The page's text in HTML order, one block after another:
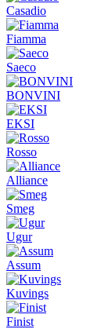
Casadio
Fiamma
Saeco
BONVINI
EKSI
Rosso
Alliance
Smeg
Ugur
Assum
Kuvings
Finist